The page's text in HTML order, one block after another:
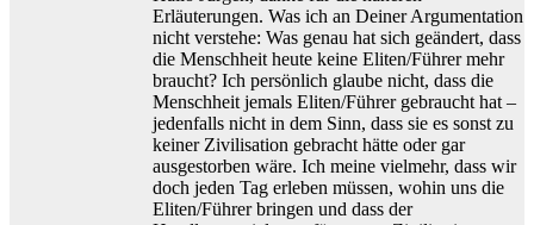
Erläuterungen. Was ich an Deiner Argumentation
nicht verstehe: Was genau hat sich geändert, dass
die Menschheit heute keine Eliten/Führer mehr
braucht? Ich persönlich glaube nicht, dass die
Menschheit jemals Eliten/Führer gebraucht hat –
jedenfalls nicht in dem Sinn, dass sie es sonst zu
keiner Zivilisation gebracht hätte oder gar
ausgestorben wäre. Ich meine vielmehr, dass wir
doch jeden Tag erleben müssen, wohin uns die
Eliten/Führer bringen und dass der